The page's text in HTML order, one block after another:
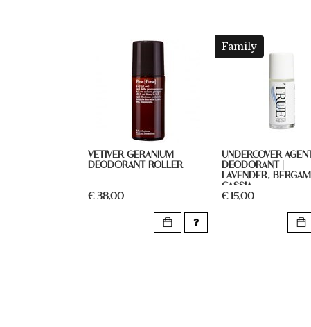
VETIVER GERANIUM
DEODORANT ROLLER
€ 38,00
Family
UNDERCOVER
DEODORANT |
LAVENDER,
CASSIA
€ 15,00